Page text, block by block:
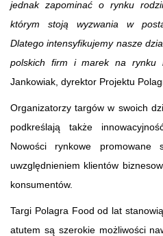
jednak zapominać o rynku
którym stoją wyzwania w
Dlatego intensyfikujemy nasze
polskich firm i marek na rynku
Jankowiak, dyrektor Projektu
Organizatorzy targów w swoich
podkreślają także
Nowości rynkowe
uwzględnieniem klientów
konsumentów.
Targi Polagra Food od lat
atutem są szerokie możliwości